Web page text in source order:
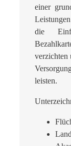
einer
die
verzichten
leisten.